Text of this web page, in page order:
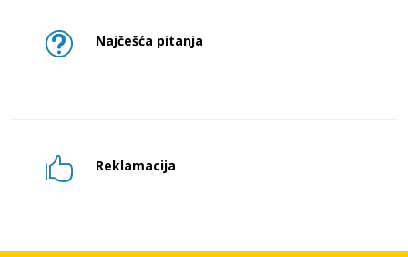
t Najčešća pitanja
 Reklamacija